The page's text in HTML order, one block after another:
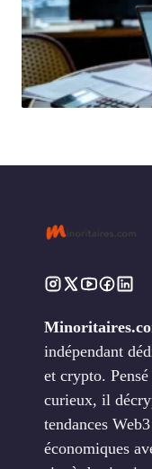
Minoritaires.co
indépendant
et crypto.
curieux, il
tendances
économiques